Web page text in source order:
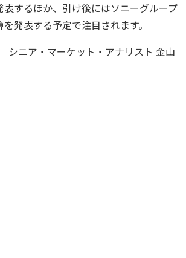
表するほか、引け後にはソニーグループ
発表する予定で注目されます。
シニア・マーケット・アナリスト 金山